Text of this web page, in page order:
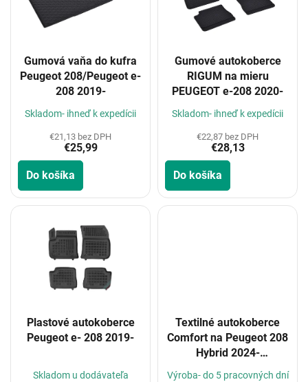
Gumová vaňa do kufra
Peugeot 208/Peugeot e-
208 2019-
Skladom- ihneď k expedícii
€21,13 bez DPH
€25,99
Do košíka
Gumové autokoberce
RIGUM na mieru
PEUGEOT e-208 2020-
Skladom- ihneď k expedícii
€22,87 bez DPH
€28,13
Do košíka
Plastové autokoberce
Peugeot e- 208 2019-
Skladom u dodávateľa
Textilné autokoberce
Comfort na Peugeot 208
Hybrid 2024-
(Konfigurátor)
Výroba- do 5 pracovných dní